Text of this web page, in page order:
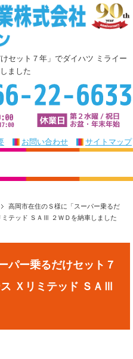
セット７年」でダイハツ ミライー
ました
お問い合わせ サイトマップ
高岡市在住のＳ様に「スーパー乗るだ
テッド ＳＡⅢ ２ＷＤを納車しました
パー乗るだけセット７
Ｘリミテッド ＳＡⅢ